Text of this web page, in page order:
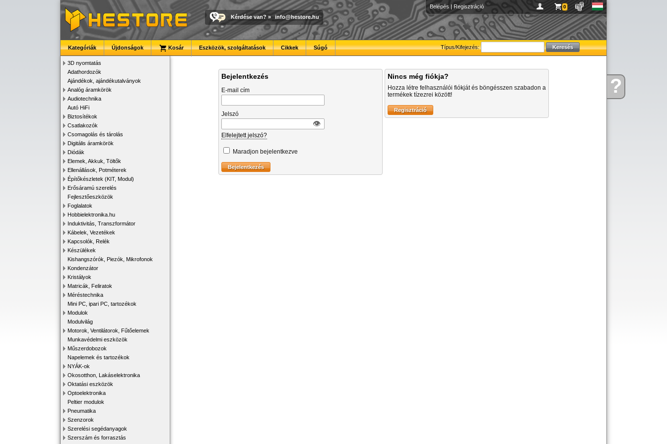
Kérdése?
Belépés | Regisztráció 0
Kérdése van? » info@hestore.hu
Típus/Kifejezés:
Kategóriák Újdonságok Kosár Eszközök, szolgáltatások Cikkek Súgó
3D nyomtatás
Adathordozók
Ajándékok, ajándékutalványok
Analóg áramkörök
Audiotechnika
Autó HiFi
Biztosítékok
Csatlakozók
Csomagolás és tárolás
Digitális áramkörök
Diódák
Elemek, Akkuk, Töltők
Ellenállások, Potméterek
Építőkészletek (KIT, Modul)
Erősáramú szerelés
Fejlesztőeszközök
Foglalatok
Hobbielektronika.hu
Induktivitás, Transzformátor
Kábelek, Vezetékek
Kapcsolók, Relék
Készülékek
Kishangszórók, Piezók, Mikrofonok
Kondenzátor
Kristályok
Matricák, Feliratok
Méréstechnika
Mini PC, ipari PC, tartozékok
Modulok
Modulvilág
Motorok, Ventilátorok, Fűtőelemek
Munkavédelmi eszközök
Műszerdobozok
Napelemek és tartozékok
NYÁK-ok
Okosotthon, Lakáselektronika
Oktatási eszközök
Optoelektronika
Peltier modulok
Pneumatika
Szenzorok
Szerelési segédanyagok
Szerszám és forrasztás
Bejelentkezés
E-mail cím
Jelszó
👁︎
Elfelejtett jelszó?
Maradjon bejelentkezve
Nincs még fiókja?
Hozza létre felhasználói fiókját és böngésszen szabadon a
termékek tízezrei között!